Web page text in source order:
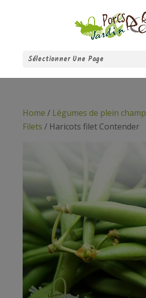
Sélectionner Une Page
Home / Légumes de plein champ
Filets / Haricots filet Contender